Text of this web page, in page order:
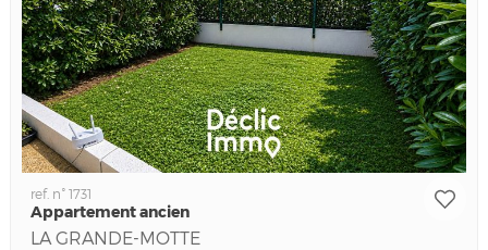
ref. n° 1731
Appartement ancien
LA GRANDE-MOTTE